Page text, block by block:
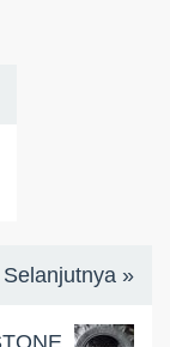
Selanjutnya »